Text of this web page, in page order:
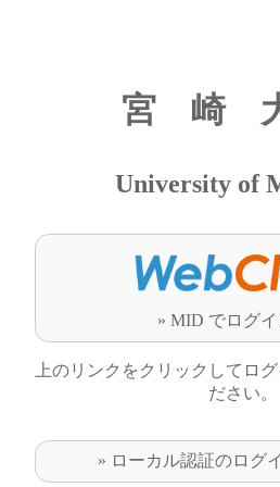
宮 崎
University of
» MID でログ
上のリンクをクリックしてロ
ださい。
» ローカル認証のログ